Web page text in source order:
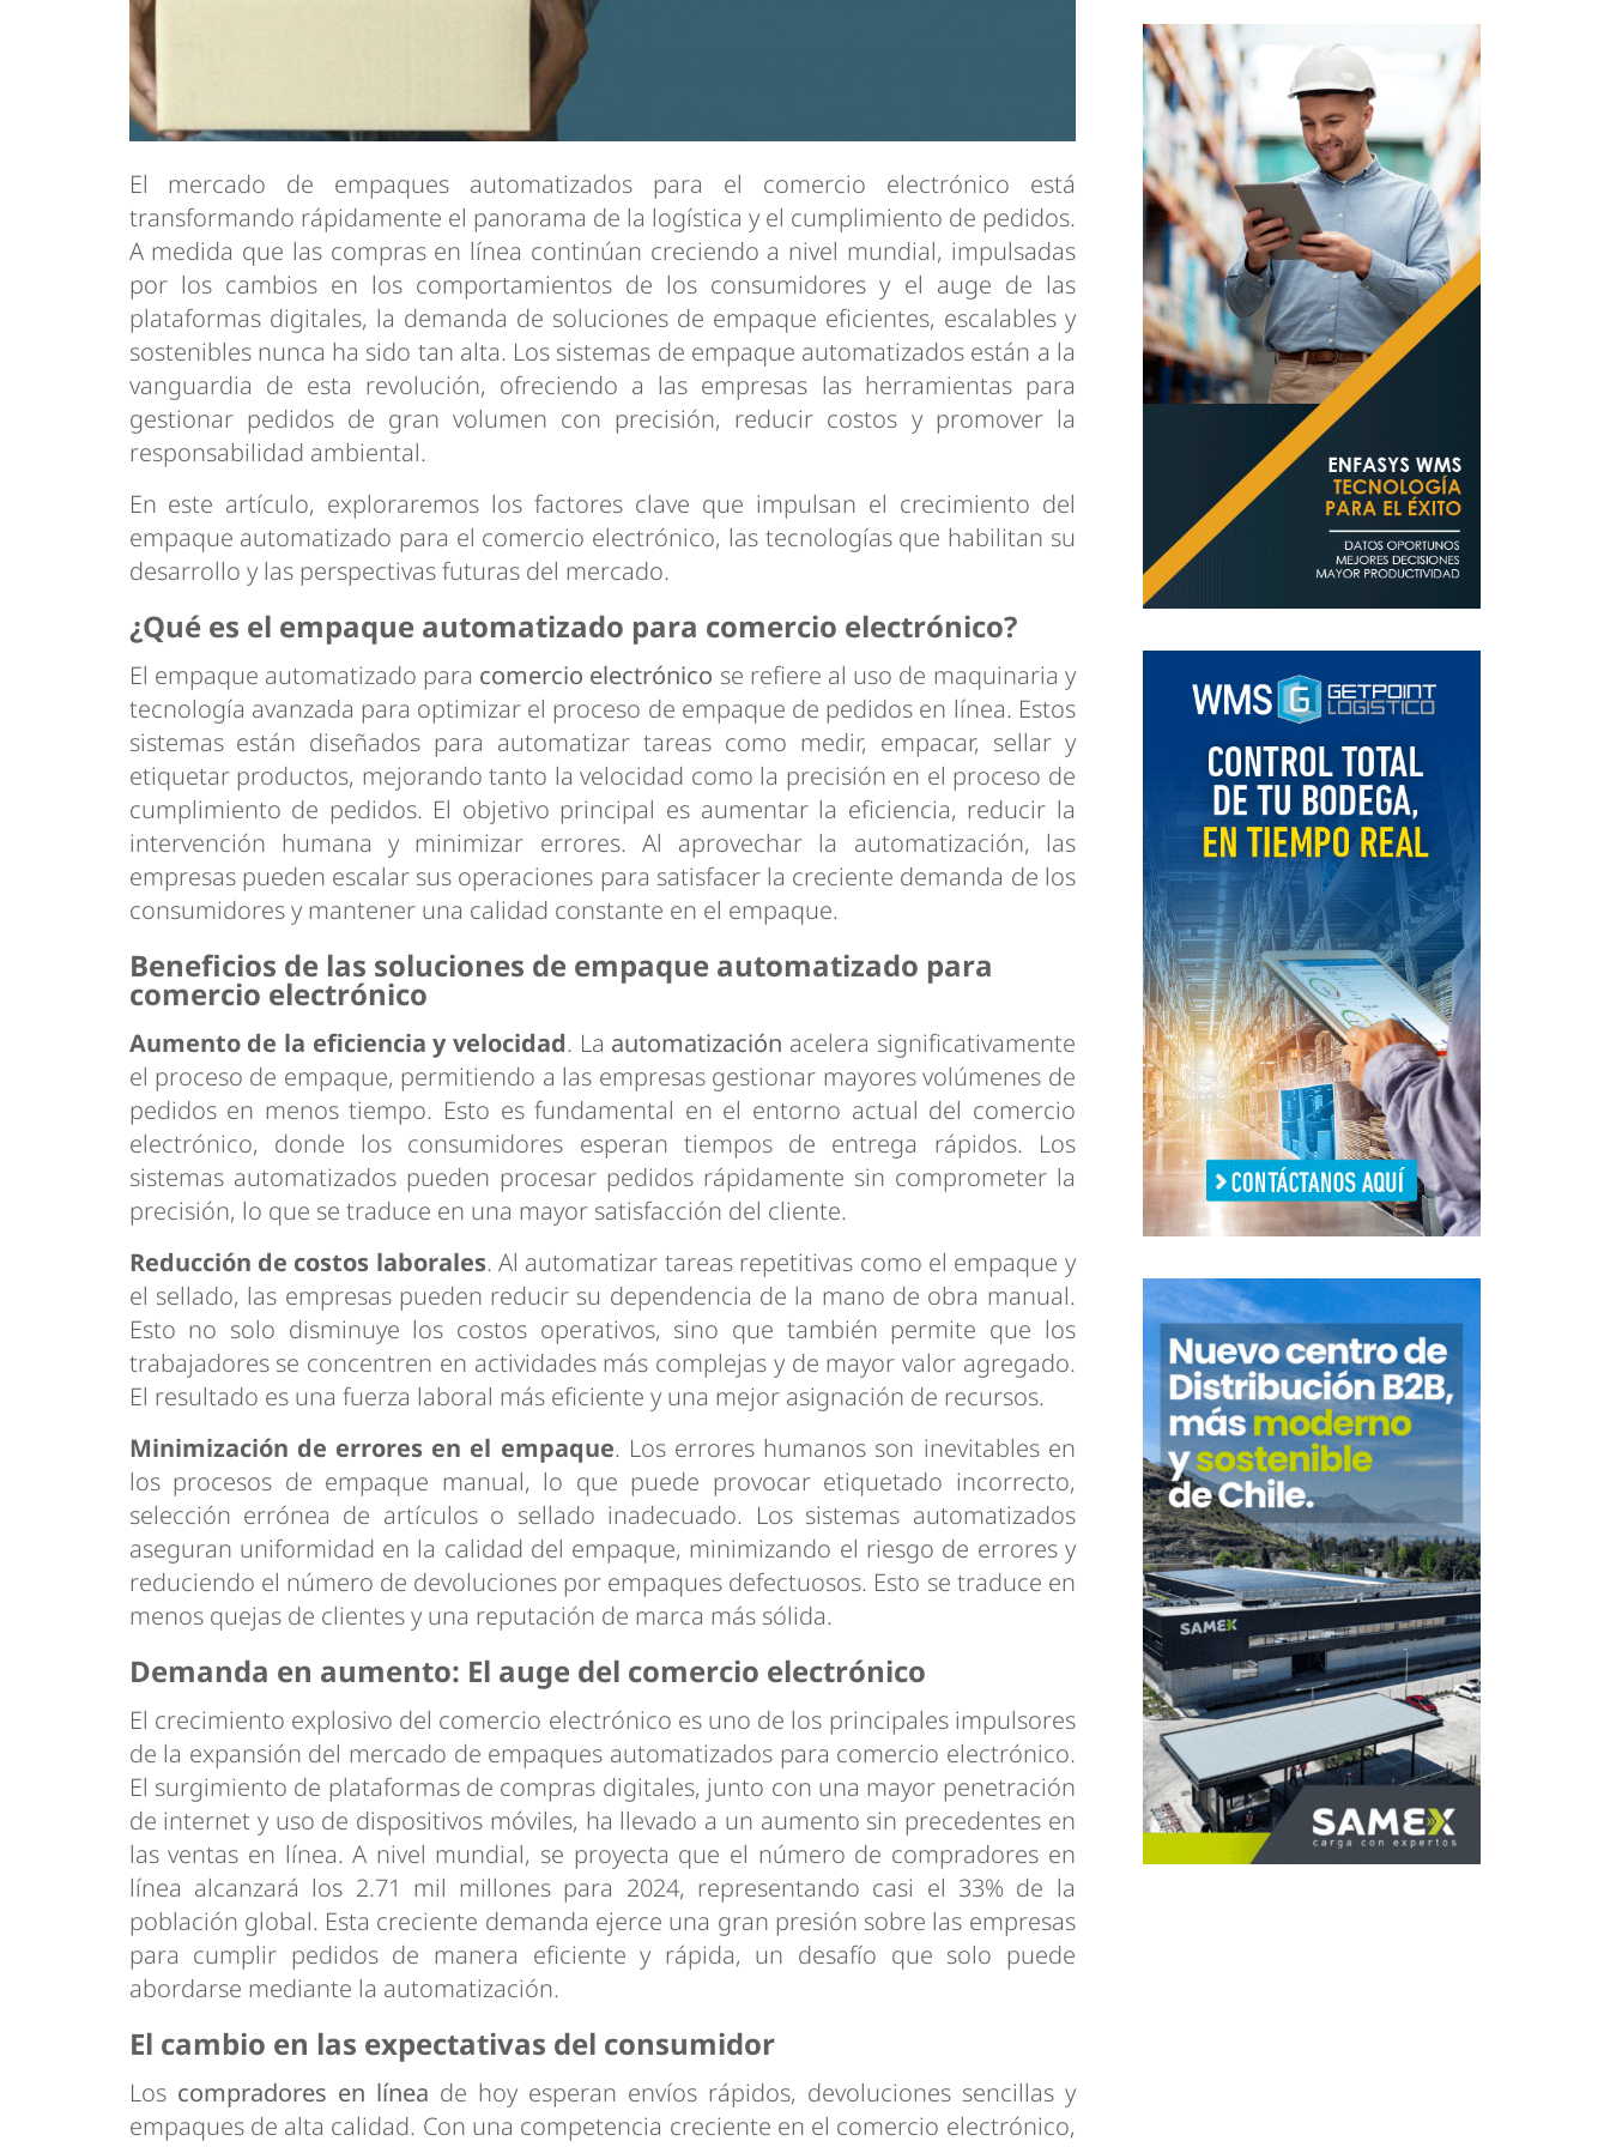
El mercado de empaques automatizados para el comercio electrónico está
transformando rápidamente el panorama de la logística y el cumplimiento de pedidos.
A medida que las compras en línea continúan creciendo a nivel mundial, impulsadas
por los cambios en los comportamientos de los consumidores y el auge de las
plataformas digitales, la demanda de soluciones de empaque eficientes, escalables y
sostenibles nunca ha sido tan alta. Los sistemas de empaque automatizados están a la
vanguardia de esta revolución, ofreciendo a las empresas las herramientas para
gestionar pedidos de gran volumen con precisión, reducir costos y promover la
responsabilidad ambiental.
En este artículo, exploraremos los factores clave que impulsan el crecimiento del
empaque automatizado para el comercio electrónico, las tecnologías que habilitan su
desarrollo y las perspectivas futuras del mercado.
¿Qué es el empaque automatizado para comercio electrónico?
El empaque automatizado para comercio electrónico se refiere al uso de maquinaria y
tecnología avanzada para optimizar el proceso de empaque de pedidos en línea. Estos
sistemas están diseñados para automatizar tareas como medir, empacar, sellar y
etiquetar productos, mejorando tanto la velocidad como la precisión en el proceso de
cumplimiento de pedidos. El objetivo principal es aumentar la eficiencia, reducir la
intervención humana y minimizar errores. Al aprovechar la automatización, las
empresas pueden escalar sus operaciones para satisfacer la creciente demanda de los
consumidores y mantener una calidad constante en el empaque.
Beneficios de las soluciones de empaque automatizado para
comercio electrónico
Aumento de la eficiencia y velocidad. La automatización acelera significativamente
el proceso de empaque, permitiendo a las empresas gestionar mayores volúmenes de
pedidos en menos tiempo. Esto es fundamental en el entorno actual del comercio
electrónico, donde los consumidores esperan tiempos de entrega rápidos. Los
sistemas automatizados pueden procesar pedidos rápidamente sin comprometer la
precisión, lo que se traduce en una mayor satisfacción del cliente.
Reducción de costos laborales. Al automatizar tareas repetitivas como el empaque y
el sellado, las empresas pueden reducir su dependencia de la mano de obra manual.
Esto no solo disminuye los costos operativos, sino que también permite que los
trabajadores se concentren en actividades más complejas y de mayor valor agregado.
El resultado es una fuerza laboral más eficiente y una mejor asignación de recursos.
Minimización de errores en el empaque. Los errores humanos son inevitables en
los procesos de empaque manual, lo que puede provocar etiquetado incorrecto,
selección errónea de artículos o sellado inadecuado. Los sistemas automatizados
aseguran uniformidad en la calidad del empaque, minimizando el riesgo de errores y
reduciendo el número de devoluciones por empaques defectuosos. Esto se traduce en
menos quejas de clientes y una reputación de marca más sólida.
Demanda en aumento: El auge del comercio electrónico
El crecimiento explosivo del comercio electrónico es uno de los principales impulsores
de la expansión del mercado de empaques automatizados para comercio electrónico.
El surgimiento de plataformas de compras digitales, junto con una mayor penetración
de internet y uso de dispositivos móviles, ha llevado a un aumento sin precedentes en
las ventas en línea. A nivel mundial, se proyecta que el número de compradores en
línea alcanzará los 2.71 mil millones para 2024, representando casi el 33% de la
población global. Esta creciente demanda ejerce una gran presión sobre las empresas
para cumplir pedidos de manera eficiente y rápida, un desafío que solo puede
abordarse mediante la automatización.
El cambio en las expectativas del consumidor
Los compradores en línea de hoy esperan envíos rápidos, devoluciones sencillas y
empaques de alta calidad. Con una competencia creciente en el comercio electrónico,